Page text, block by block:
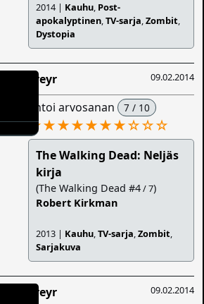
2014 | Kauhu, Post-
apokalyptinen,TV-sarja,Zombit,
Dystopia
09.02.2014
Freyr
antoi arvosanan 7 / 10
★★★★★★★☆☆☆
The Walking Dead: Neljäs
kirja
(The Walking Dead #4/ 7)
Robert Kirkman
2013 | Kauhu,TV-sarja,Zombit,
Sarjakuva
09.02.2014
Freyr